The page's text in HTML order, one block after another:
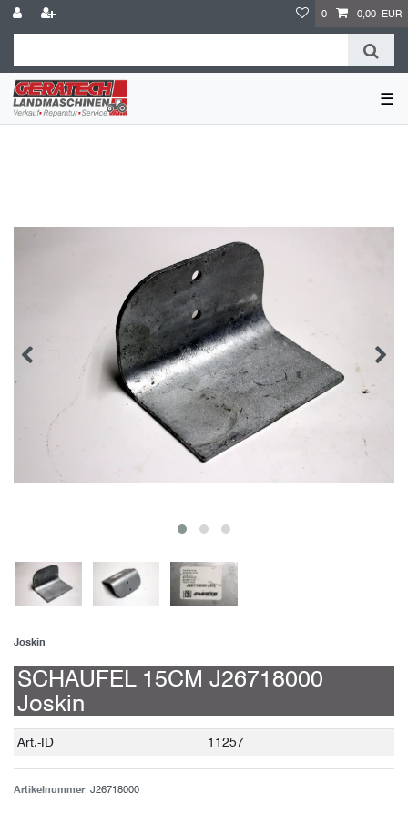
0 0,00 EUR
☰
Joskin
SCHAUFEL 15CM J26718000
Joskin
Technisches
Wert
Art.-ID 11257
Artikelnummer J26718000